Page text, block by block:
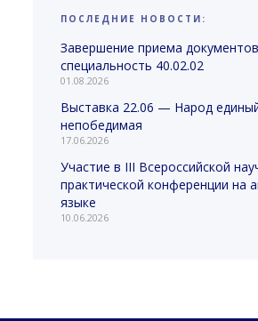
ПОСЛЕДНИЕ НОВОСТИ:
Завершение приема
специальность 40.02.02
01.08.2026
Выставка 22.06 — Народ
непобедимая
17.06.2026
Участие в III Всероссийской
практической конференции на
языке
10.06.2026